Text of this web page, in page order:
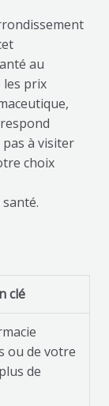
au
les prix
à visiter
choix
clé
ou de votre
de